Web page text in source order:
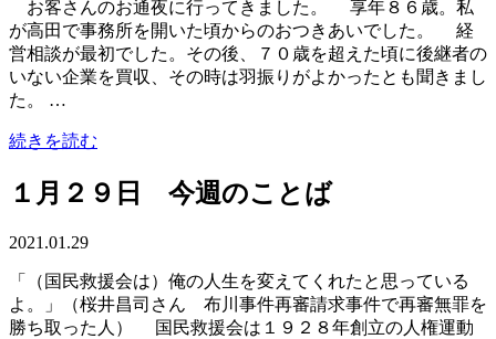
お客さんのお通夜に行ってきました。 享年８６歳。私
が高田で事務所を開いた頃からのおつきあいでした。 経
営相談が最初でした。その後、７０歳を超えた頃に後継者の
いない企業を買収、その時は羽振りがよかったとも聞きまし
た。 …
続きを読む
１月２９日 今週のことば
2021.01.29
「（国民救援会は）俺の人生を変えてくれたと思っている
よ。」（桜井昌司さん 布川事件再審請求事件で再審無罪を
勝ち取った人） 国民救援会は１９２８年創立の人権運動